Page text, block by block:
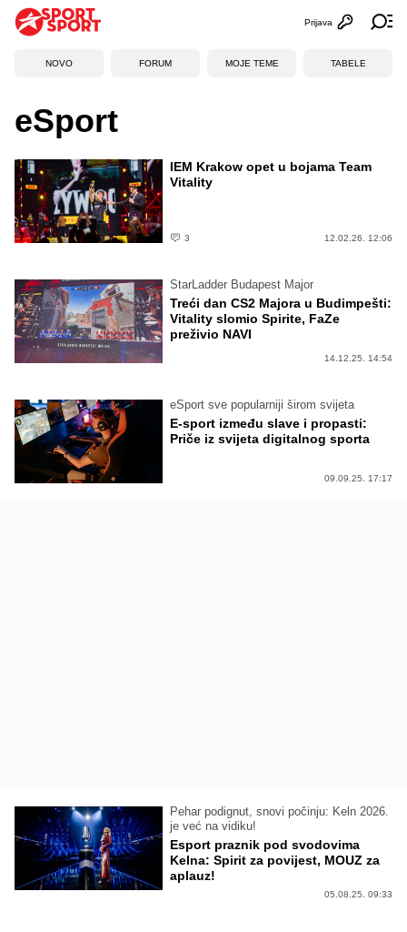
Otvori
Prijava
NOVO FORUM MOJE TEME TABELE
eSport
IEM Krakow opet u bojama Team
Vitality
3 12.02.26. 12:06
StarLadder Budapest Major
Treći dan CS2 Majora u Budimpešti:
Vitality slomio Spirite, FaZe
preživio NAVI
14.12.25. 14:54
eSport sve popularniji širom svijeta
E-sport između slave i propasti:
Priče iz svijeta digitalnog sporta
09.09.25. 17:17
Pehar podignut, snovi počinju: Keln 2026.
je već na vidiku!
Esport praznik pod svodovima
Kelna: Spirit za povijest, MOUZ za
aplauz!
05.08.25. 09:33